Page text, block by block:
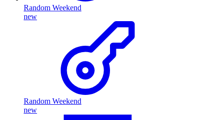
Random Weekend
new
Random Weekend
new